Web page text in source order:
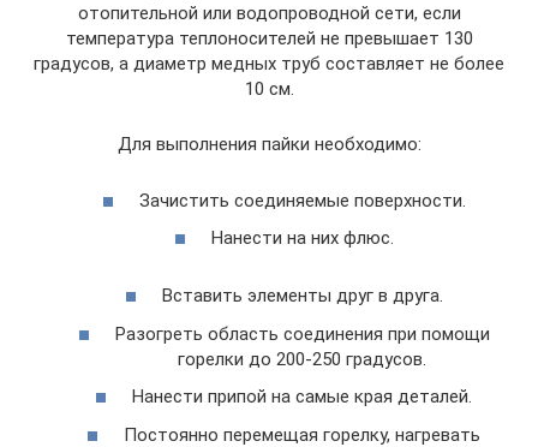
отопительной или водопроводной сети, если
температура теплоносителей не превышает 130
градусов, а диаметр медных труб составляет не более
10 см.
Для выполнения пайки необходимо:
Зачистить соединяемые поверхности.
Нанести на них флюс.
Вставить элементы друг в друга.
Разогреть область соединения при помощи
горелки до 200-250 градусов.
Нанести припой на самые края деталей.
Постоянно перемещая горелку, нагревать